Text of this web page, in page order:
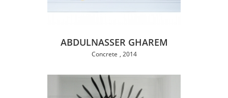
ABDULNASSER GHAREM
Concrete 2014